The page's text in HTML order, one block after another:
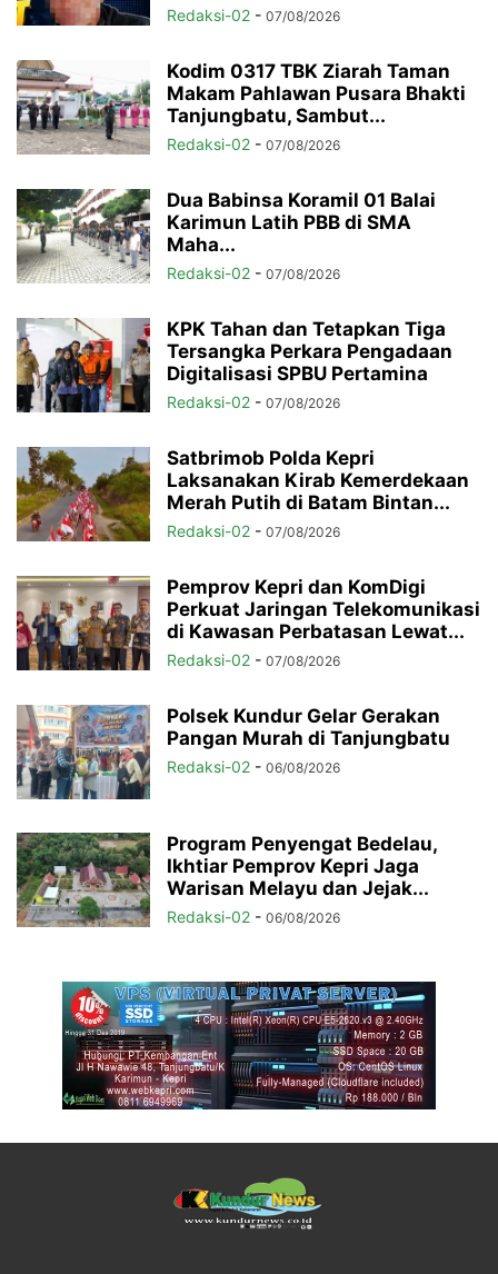
Redaksi-02 - 07/08/2026
Kodim 0317 TBK Ziarah Taman
Makam Pahlawan Pusara Bhakti
Tanjungbatu, Sambut...
Redaksi-02 - 07/08/2026
Dua Babinsa Koramil 01 Balai
Karimun Latih PBB di SMA
Maha...
Redaksi-02 - 07/08/2026
KPK Tahan dan Tetapkan Tiga
Tersangka Perkara Pengadaan
Digitalisasi SPBU Pertamina
Redaksi-02 - 07/08/2026
Satbrimob Polda Kepri
Laksanakan Kirab Kemerdekaan
Merah Putih di Batam Bintan...
Redaksi-02 - 07/08/2026
Pemprov Kepri dan KomDigi
Perkuat Jaringan Telekomunikasi
di Kawasan Perbatasan Lewat...
Redaksi-02 - 07/08/2026
Polsek Kundur Gelar Gerakan
Pangan Murah di Tanjungbatu
Redaksi-02 - 06/08/2026
Program Penyengat Bedelau,
Ikhtiar Pemprov Kepri Jaga
Warisan Melayu dan Jejak...
Redaksi-02 - 06/08/2026